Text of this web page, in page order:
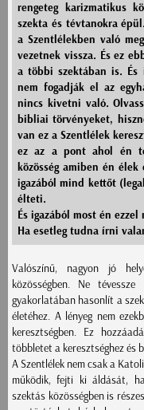
rengeteg karizmatikus
szekta és tévtanokra
a Szentlélekben való
vezetnek vissza. És ez
a többi szektában is.
nem fogadják el az
nincs kivetni való.
bibliai törvényeket,
van ez a Szentlélek
ez az a pont ahol én
közösség amiben én
igazából mind kettőt
élteti.
És igazából most én
Ha esetleg tudna írni
Valószínű, nagyon jó
közösségben. Ne
gyakorlatában hasonlít a
életéhez. A lényeg nem
keresztségben. Ez
többletet a keresztséghez és
A Szentlélek nem csak a
működik, fejti ki áldását,
szektás közösségben is